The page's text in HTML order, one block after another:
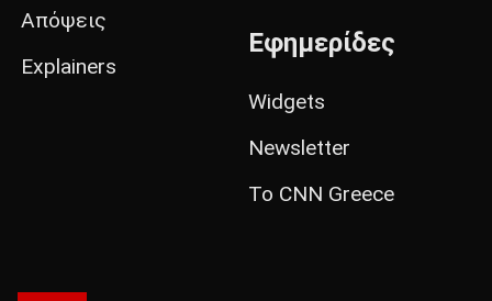
Απόψεις
Explainers
Εφημερίδες
Widgets
Newsletter
Το CNN Greece